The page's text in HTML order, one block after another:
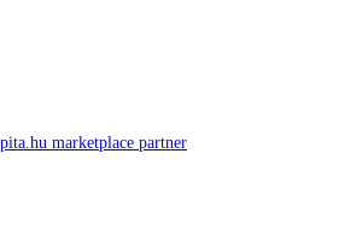
marketplace partner